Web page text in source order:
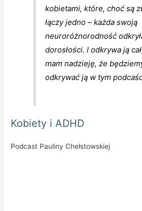
kobietami, które, choć są
łączy jedno – każda swoją
neuroróżnorodność
dorosłości. I odkrywa ją
mam nadzieję, że
odkrywać ją w tym
Kobiety i ADHD
Podcast Pauliny Chełstowskiej